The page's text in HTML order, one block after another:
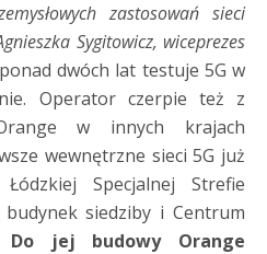
zastosowań sieci
Sygitowicz, wiceprezes
dwóch lat testuje 5G w
Operator czerpie też z
w innych krajach
wewnętrzne sieci 5G już
Specjalnej Strefie
siedziby i Centrum
Do jej budowy Orange